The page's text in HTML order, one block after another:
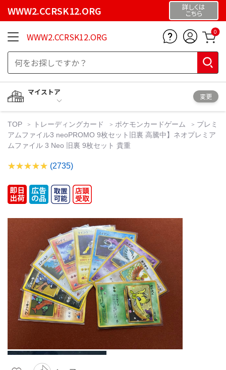
WWW2.CCRSK12.ORG 詳しくは
こちら
WWW2.CCRSK12.ORG 0
マイストア
変更
TOP トレーディングカード ポケモンカードゲーム
プレミ
アムファイル3 neoPROMO 9枚セット旧裏 高騰中】ネオプレミア
ムファイル 3 Neo 旧裏 9枚セット 貴重
(2735)